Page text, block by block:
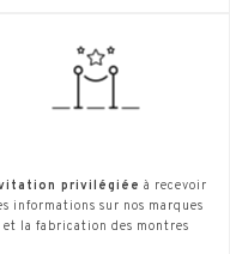
privilégiée à recevoir
informations sur nos marques
et la fabrication des montres